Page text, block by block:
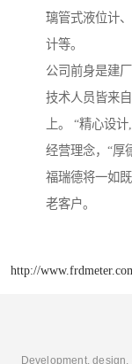
璃管式液位计
计等。
公司前身是建
技术人员皆来
上。 “精心设
经营理念，“厚
福瑞德将一如
老客户。
http://
Development,